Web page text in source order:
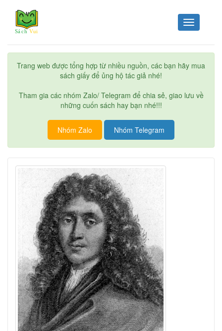
Toggle
navigation
Trang web được tổng hợp từ nhiều nguồn, các bạn hãy mua
sách giấy để ủng hộ tác giả nhé!
Tham gia các nhóm Zalo/ Telegram để chia sẻ, giao lưu về
những cuốn sách hay bạn nhé!!!
Nhóm Zalo Nhóm Telegram